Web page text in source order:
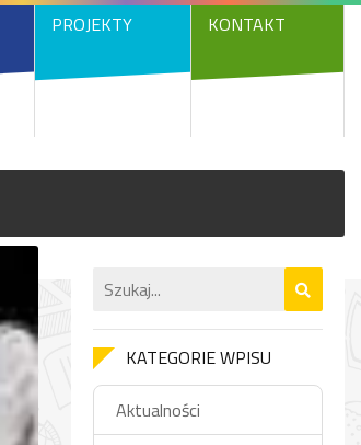
PROJEKTY KONTAKT
KATEGORIE WPISU
Aktualności